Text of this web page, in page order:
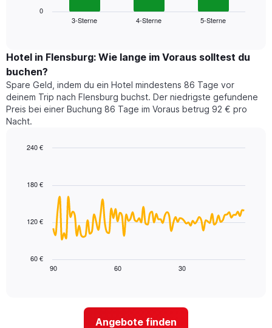
Hotelkategorien
anzeigt
Das
Diagramm
hat
1
Y-
den
für
in
zeigt
für
dieses
Wochenende
in
den
letzten
3
aggregiert
Das
Diagramm
die
3-Sterne 4-Sterne 5-Sterne
0
Hotel in Flensburg: Wie lange im Voraus solltest du
buchen?
Spare Geld, indem du ein Hotel mindestens 86 Tage vor
deinem Trip nach Flensburg buchst. Der niedrigste gefundene
Preis bei einer Buchung 86 Tage im Voraus betrug 92 € pro
Nacht.
with
90
Diagramm
90 60 30
60 €
120 €
180 €
240 €
Angebote finden